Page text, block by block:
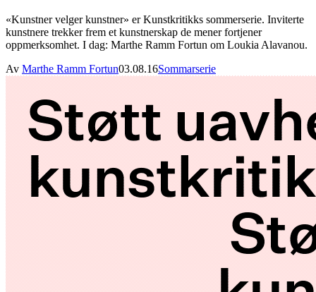
«Kunstner velger kunstner» er Kunstkritikks sommerserie. Inviterte
kunstnere trekker frem et kunstnerskap de mener fortjener
oppmerksomhet. I dag: Marthe Ramm Fortun om Loukia Alavanou.
Av Marthe Ramm Fortun03.08.16Sommarserie